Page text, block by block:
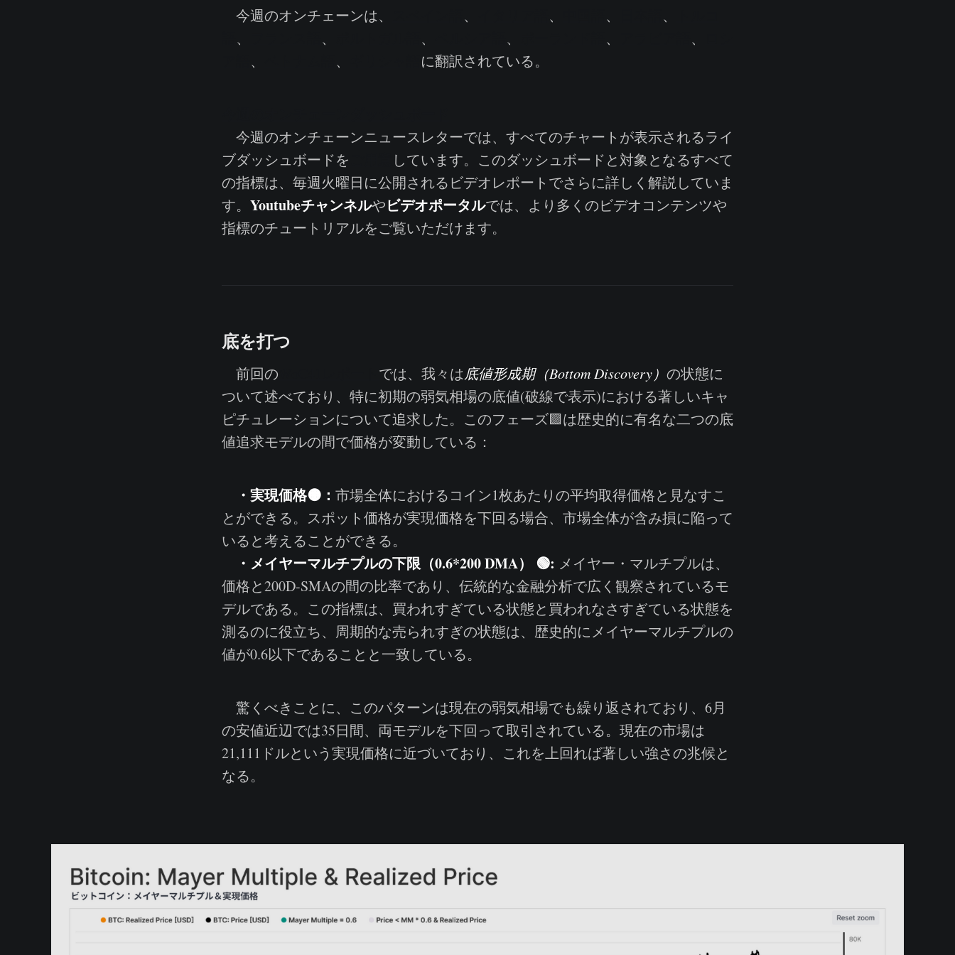
今週のオンチェーンは、 、 、 、 、
、 、 、 、 、 、
、 、 に翻訳されている。
今週のオンチェーンニュースレターでは、すべてのチャートが表示されるライ
ブダッシュボードを
しています。このダッシュボードと対象となるすべて
の指標は、毎週火曜日に公開されるビデオレポートでさらに詳しく解説していま
す。 Youtubeチャンネルやビデオポータルでは、より多くのビデオコンテンツや
指標のチュートリアルをご覧いただけます。
底を打つ
前回の では、我々は底値形成期（Bottom Discovery） の状態に
ついて述べており、特に初期の弱気相場の底値(破線で表示)における著しいキャ
ピチュレーションについて追求した。このフェーズ🟪は歴史的に有名な二つの底
値追求モデルの間で価格が変動している：
・実現価格🟠： 市場全体におけるコイン1枚あたりの平均取得価格と見なすこ
とができる。スポット価格が実現価格を下回る場合、市場全体が含み損に陥って
いると考えることができる。
・メイヤーマルチプルの下限（0.6*200 DMA） 🟢: メイヤー・マルチプルは、
価格と200D-SMAの間の比率であり、伝統的な金融分析で広く観察されているモ
デルである。この指標は、買われすぎている状態と買われなさすぎている状態を
測るのに役立ち、周期的な売られすぎの状態は、歴史的にメイヤーマルチプルの
値が0.6以下であることと一致している。
驚くべきことに、このパターンは現在の弱気相場でも繰り返されており、6月
の安値近辺では35日間、両モデルを下回って取引されている。現在の市場は
21,111ドルという実現価格に近づいており、これを上回れば著しい強さの兆候と
なる。